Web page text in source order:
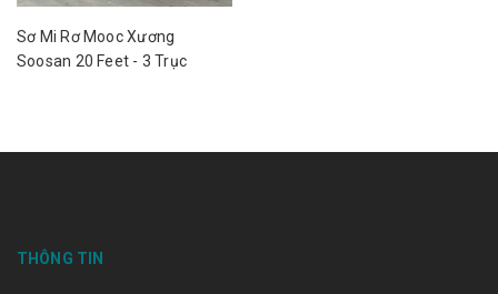
Sơ Mi Rơ Mooc Xương
Soosan 20 Feet - 3 Trục
THÔNG TIN